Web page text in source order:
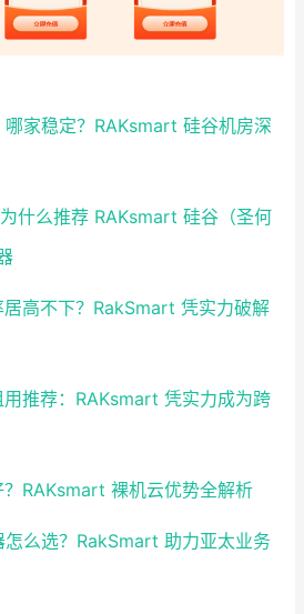
家稳定？RAKsmart 硅谷机房深
什么推荐 RAKsmart 硅谷（圣何
高不下？RakSmart 凭实力破解
推荐：RAKsmart 凭实力成为跨
RAKsmart 裸机云优势全解析
么选？RakSmart 助力亚太业务